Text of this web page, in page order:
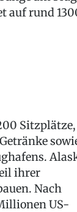
auf rund
Sitzplätze,
ihrer
Nach
US-